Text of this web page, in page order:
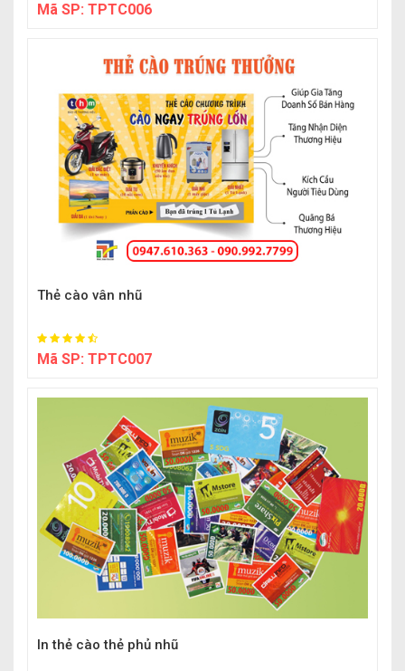
Mã SP: TPTC006
Thẻ cào vân nhũ
Mã SP: TPTC007
In thẻ cào thẻ phủ nhũ